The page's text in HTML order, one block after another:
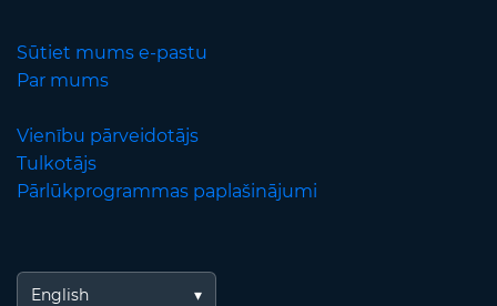
Sūtiet mums e-pastu
Par mums
Vienību pārveidotājs
Tulkotājs
Pārlūkprogrammas paplašinājumi
English